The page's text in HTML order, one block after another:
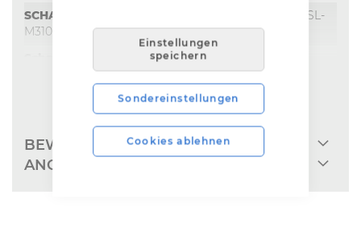
Einstellungen
speichern
Sondereinstellungen
Cookies ablehnen
Shimano SL-M310-8R, / Shimano SL-
M310-3L
Shimano Acera RD-M360 SGS
KSA40 CL-KA81
2023
Aluminium
MEHR INFOS EINBLENDEN
BEWERTUNGEN
ANGABEN ZUR PRODUKTSICHERHEIT